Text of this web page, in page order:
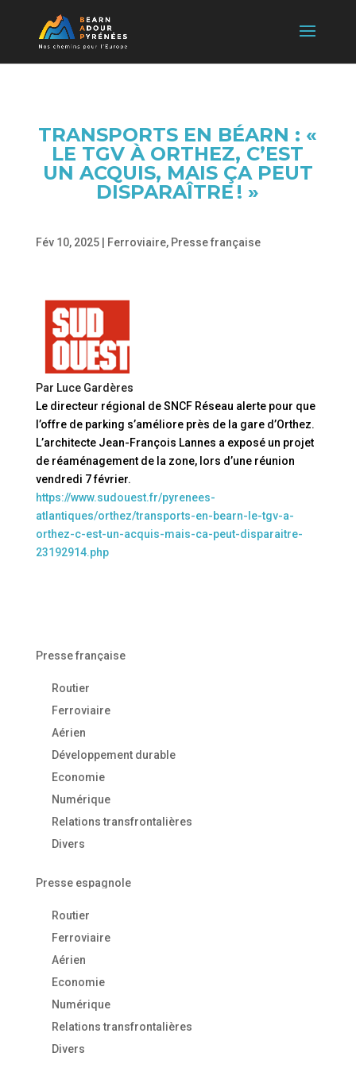
TRANSPORTS EN BÉARN : «
LE TGV À ORTHEZ, C’EST
UN ACQUIS, MAIS ÇA PEUT
DISPARAÎTRE ! »
Fév 10, 2025| Ferroviaire, Presse française
Par Luce Gardères
Le directeur régional de SNCF Réseau alerte pour que
l’offre de parking s’améliore près de la gare d’Orthez.
L’architecte Jean-François Lannes a exposé un projet
de réaménagement de la zone, lors d’une réunion
vendredi 7 février.
https://www.sudouest.fr/pyrenees-
atlantiques/orthez/transports-en-bearn-le-tgv-a-
orthez-c-est-un-acquis-mais-ca-peut-disparaitre-
23192914.php
Presse française
Routier
Ferroviaire
Aérien
Développement durable
Economie
Numérique
Relations transfrontalières
Divers
Presse espagnole
Routier
Ferroviaire
Aérien
Economie
Numérique
Relations transfrontalières
Divers